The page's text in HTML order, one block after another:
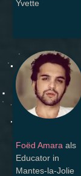
Yvette
Foëd Amara als
Educator in
Mantes-la-Jolie